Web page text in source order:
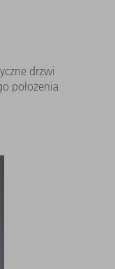
drzwi
położenia